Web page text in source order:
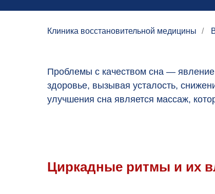
Клиника восстановительной медицины /
Проблемы с качеством сна —
здоровье, вызывая усталость,
улучшения сна является массаж,
Циркадные ритмы и их